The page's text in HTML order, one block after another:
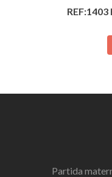
Partida